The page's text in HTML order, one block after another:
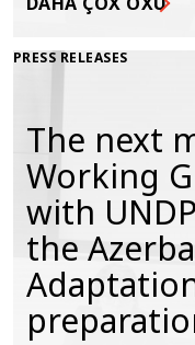
PRESS RELEASES
The next
Working
with
the